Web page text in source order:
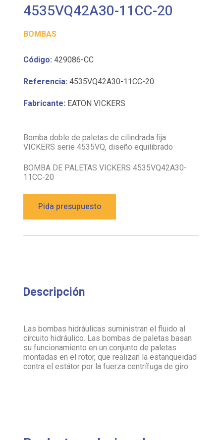
4535VQ42A30-11CC-20
BOMBAS
Código: 429086-CC
Referencia: 4535VQ42A30-11CC-20
Fabricante: EATON VICKERS
Bomba doble de paletas de cilindrada fija
VICKERS serie 4535VQ, diseño equilibrado
BOMBA DE PALETAS VICKERS 4535VQ42A30-
11CC-20
Pida presupuesto
Descripción
Las bombas hidráulicas suministran el fluido al
circuito hidráulico. Las bombas de paletas basan
su funcionamiento en un conjunto de paletas
montadas en el rotor, que realizan la estanqueidad
contra el estátor por la fuerza centrífuga de giro